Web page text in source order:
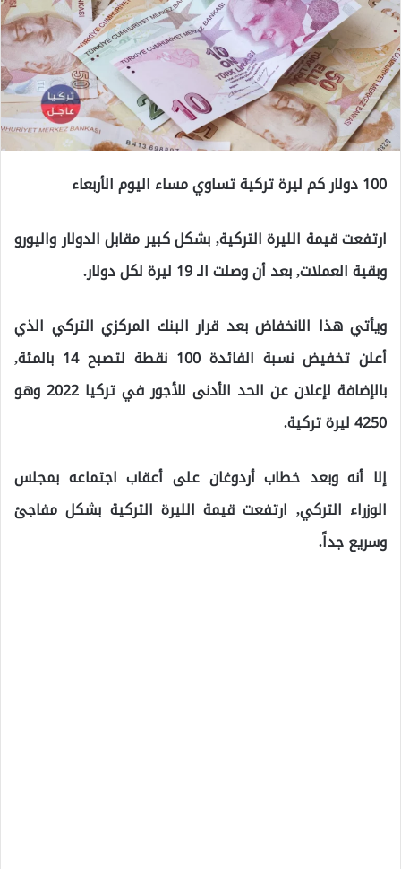
100 دولار كم ليرة تركية تساوي مساء اليوم الأربعاء
ارتفعت قيمة الليرة التركية, بشكل كبير مقابل الدولار واليورو
وبقية العملات, بعد أن وصلت الـ 19 ليرة لكل دولار.
ويأتي هذا الانخفاض بعد قرار البنك المركزي التركي الذي
أعلن تخفيض نسبة الفائدة 100 نقطة لتصبح 14 بالمئة,
بالإضافة لإعلان عن الحد الأدنى للأجور في تركيا 2022 وهو
4250 ليرة تركية.
إلا أنه وبعد خطاب أردوغان على أعقاب اجتماعه بمجلس
الوزراء التركي, ارتفعت قيمة الليرة التركية بشكل مفاجئ
وسريع جداً.